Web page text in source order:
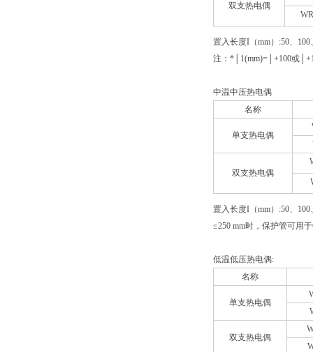
双支热电偶
置入长度I（mm）:50、100
注：*│1(mm)=│+100或
中温中压热电偶
名称
单支热电偶
双支热电偶
置入长度I（mm）:50、100
≤250 mm时，保护管可用
低温低压热电偶:
名称
单支热电偶
双支热电偶